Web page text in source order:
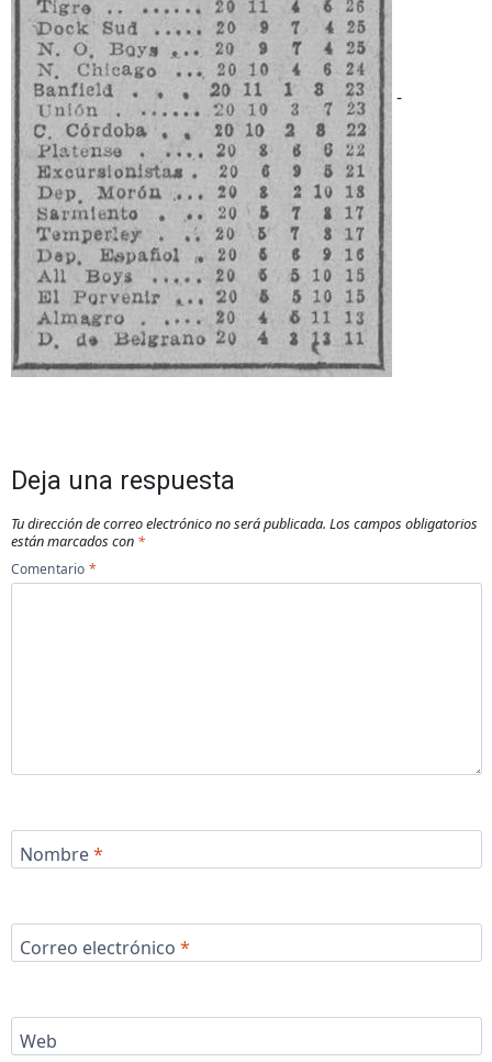
-
Deja una respuesta
Tu dirección de correo electrónico no será publicada. Los campos obligatorios
están marcados con *
Comentario *
Nombre*
Correo electrónico *
Web